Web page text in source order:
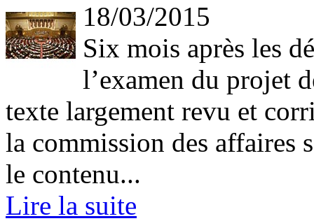
18/03/2015
Six mois après les
l’examen du projet
texte largement revu et
la commission des affaires
le contenu...
Lire la suite